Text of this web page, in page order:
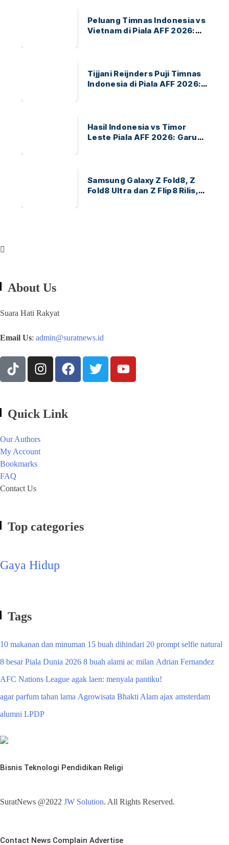
Peluang Timnas Indonesia vs
Vietnam di Piala AFF 2026:
Tijjani Reijnders Puji Timnas
Indonesia di Piala AFF 2026:
Hasil Indonesia vs Timor
Leste Piala AFF 2026: Garuda
Samsung Galaxy Z Fold8, Z
Fold8 Ultra dan Z Flip8 Rilis,
About Us
Suara Hati Rakyat
Email Us: admin@suratnews.id
Quick Link
Our Authors
My Account
Bookmarks
FAQ
Contact Us
Top categories
Gaya Hidup
Tags
10 makanan dan minuman 15 buah dihindari 20 prompt selfie natural
8 besar Piala Dunia 2026 8 buah alami ac milan Adrian Fernandez
AFC Nations League agak laen: menyala pantiku!
agar parfum tahan lama Agrowisata Bhakti Alam ajax amsterdam
alumni LPDP
Bisnis Teknologi Pendidikan Religi
SuratNews @2022 JW Solution. All Rights Reserved.
Contact News Complain Advertise